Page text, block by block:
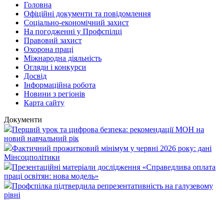
Головна
Офіційні документи та повідомлення
Соціально-економічний захист
На погодженні у Профспілці
Правовий захист
Охорона праці
Міжнародна діяльність
Огляди і конкурси
Досвід
Інформаційна робота
Новини з регіонів
Карта сайту
Документи
Перший урок та цифрова безпека: рекомендації МОН на
новий навчальний рік
Фактичний прожитковий мінімум у червні 2026 року: дані
Мінсоцполітики
Презентаційні матеріали дослідження «Справедлива оплата
праці освітян: нова модель»
Профспілка підтвердила репрезентативність на галузевому
рівні